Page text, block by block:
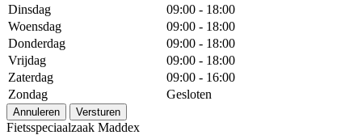
Dinsdag
09:00 - 18:00
Woensdag
09:00 - 18:00
Donderdag
09:00 - 18:00
Vrijdag
09:00 - 18:00
Zaterdag
09:00 - 16:00
Zondag
Gesloten
Annuleren Versturen
Fietsspeciaalzaak Maddex